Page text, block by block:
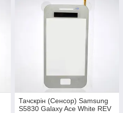
Тачскрін (Сенсор) Samsung
S5830 Galaxy Ace White REV